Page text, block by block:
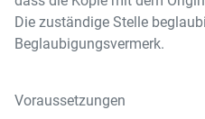
Die zuständige Stelle
Beglaubigungsvermerk.
Voraussetzungen